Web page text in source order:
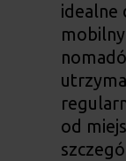
idealne
od